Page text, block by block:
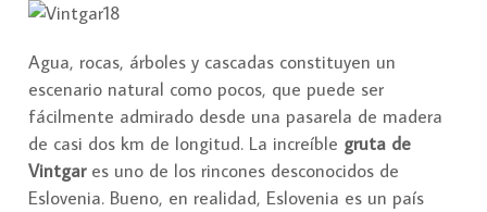
Agua, rocas, árboles y cascadas constituyen un
escenario natural como pocos, que puede ser
fácilmente admirado desde una pasarela de madera
de casi dos km de longitud. La increíble gruta de
Vintgares uno de los rincones desconocidos de
Eslovenia. Bueno, en realidad, Eslovenia es un país